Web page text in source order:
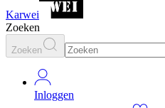
Karwei
Zoeken
Zoeken
Inloggen